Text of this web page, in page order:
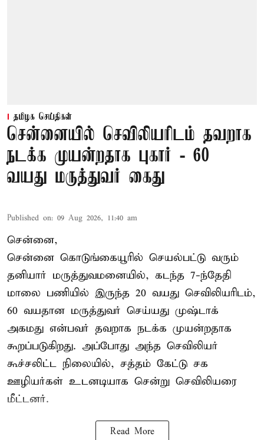
தமிழக செய்திகள்
சென்னையில் செவிலியரிடம் தவறாக
நடக்க முயன்றதாக புகார் - 60
வயது மருத்துவர் கைது
Published on: 09 Aug 2026, 11:40 am
சென்னை,
சென்னை கொடுங்கையூரில் செயல்பட்டு வரும்
தனியார் மருத்துவமனையில், கடந்த 7-ந்தேதி
மாலை பணியில் இருந்த 20 வயது செவிலியரிடம்,
60 வயதான மருத்துவர் செய்யது முஷ்டாக்
அகமது என்பவர் தவறாக நடக்க முயன்றதாக
கூறப்படுகிறது. அப்போது அந்த செவிலியர்
கூச்சலிட்ட நிலையில், சத்தம் கேட்டு சக
ஊழியர்கள் உடனடியாக சென்று செவிலியரை
மீட்டனர்.
Read More